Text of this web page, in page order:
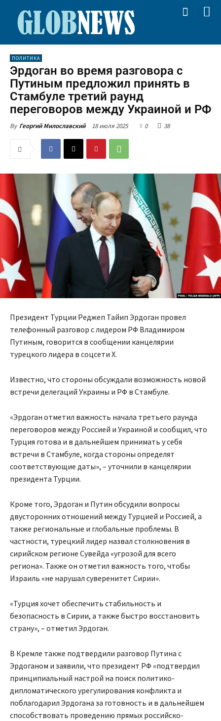
ПОЛИТИКА
Эрдоган во время разговора с
Путиным предложил принять в
Стамбуле третий раунд
переговоров между Украиной и РФ
By Георгий Милославский 18 июля 2025 0 38
Президент Турции Реджеп Тайип Эрдоган провел
телефонный разговор с лидером РФ Владимиром
Путиным, говорится в сообщении канцелярии
турецкого лидера в соцсети X.
Известно, что стороны обсуждали возможность новой
встречи делегаций Украины и РФ в Стамбуле.
«Эрдоган отметил важность начала третьего раунда
переговоров между Россией и Украиной и сообщил, что
Турция готова и в дальнейшем принимать у себя
встречи в Стамбуле, когда стороны определят
соответствующие даты», – уточнили в канцелярии
президента Турции.
Кроме того, Эрдоган и Путин обсудили вопросы
двусторонних отношений между Турцией и Россией, а
также региональные и глобальные проблемы. В
частности, турецкий лидер назвал столкновения в
сирийском регионе Сувейда «угрозой для всего
региона». Также он отметил важность того, чтобы
Израиль «не нарушал суверенитет Сирии».
«Турция хочет обеспечить стабильность и
безопасность в Сирии, а также быстро восстановить
страну», – отметил Эрдоган.
В Кремле также подтвердили разговор Путина с
Эрдоганом и заявили, что президент РФ «подтвердил
принципиальный настрой на поиск политико-
дипломатического урегулирования конфликта и
поблагодарил Эрдогана за готовность и в дальнейшем
способствовать проведению прямых российско-